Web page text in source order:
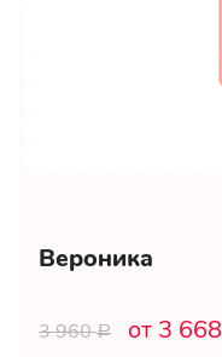
Вероника
3 960Р от 3 668